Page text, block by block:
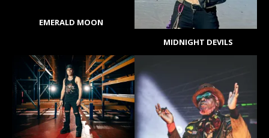
EMERALD MOON
MIDNIGHT DEVILS